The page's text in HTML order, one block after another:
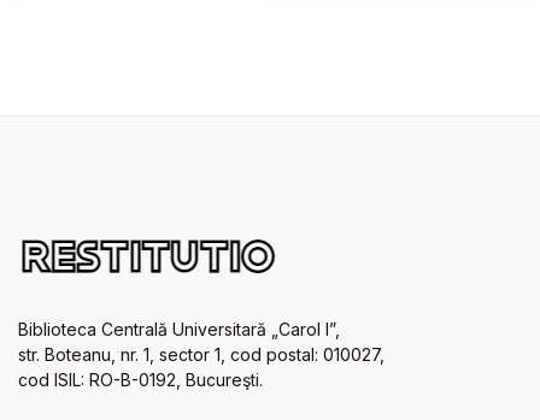
Biblioteca Centrală Universitară „Carol I”,
str. Boteanu, nr. 1, sector 1, cod postal: 010027,
cod ISIL: RO-B-0192, Bucureşti.